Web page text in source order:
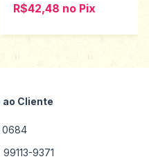
R$42,48 no Pix
Cliente
0684
9371